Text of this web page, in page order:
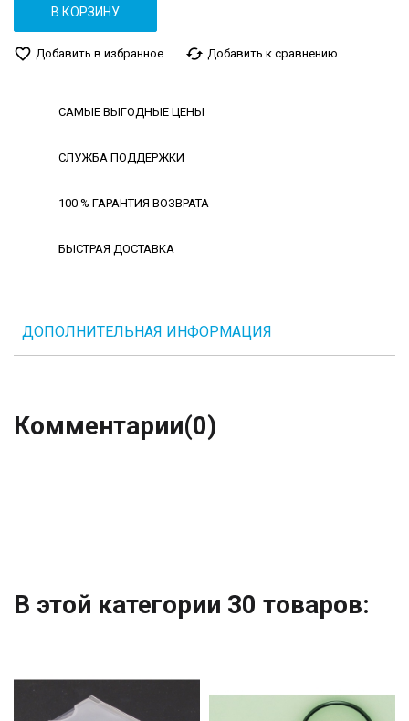
В КОРЗИНУ
favorite_border Добавить в избранное cached Добавить к сравнению
САМЫЕ ВЫГОДНЫЕ ЦЕНЫ
СЛУЖБА ПОДДЕРЖКИ
100 % ГАРАНТИЯ ВОЗВРАТА
БЫСТРАЯ ДОСТАВКА
ДОПОЛНИТЕЛЬНАЯ ИНФОРМАЦИЯ
Комментарии(0)
В этой категории 30 товаров: